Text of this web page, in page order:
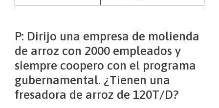
P: Dirijo una empresa de molienda
de arroz con 2000 empleados y
siempre coopero con el programa
gubernamental. ¿Tienen una
fresadora de arroz de 120T/D?